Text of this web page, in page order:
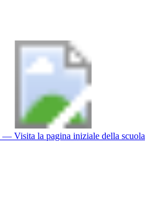
— Visita la pagina iniziale della scuola